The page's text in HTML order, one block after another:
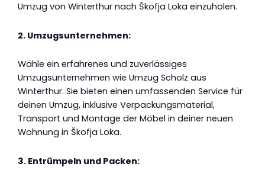
Umzug von Winterthur nach Škofja Loka einzuholen.
2. Umzugsunternehmen:
Wähle ein erfahrenes und zuverlässiges
Umzugsunternehmen wie Umzug Scholz aus
Winterthur. Sie bieten einen umfassenden Service für
deinen Umzug, inklusive Verpackungsmaterial,
Transport und Montage der Möbel in deiner neuen
Wohnung in Škofja Loka.
3. Entrümpeln und Packen: